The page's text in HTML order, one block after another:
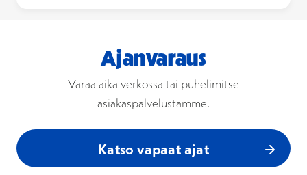
Ajanvaraus
Varaa aika verkossa tai puhelimitse
asiakaspalvelustamme.
Katso vapaat ajat